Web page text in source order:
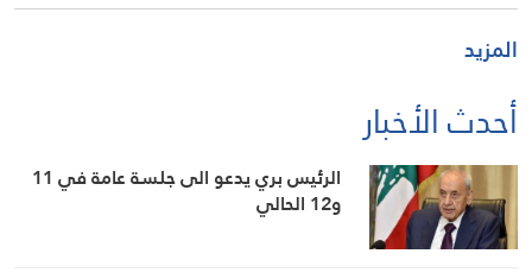
المزيد
أحدث الأخبار
الرئيس بري يدعو الى جلسة عامة في 11
و12 الحالي